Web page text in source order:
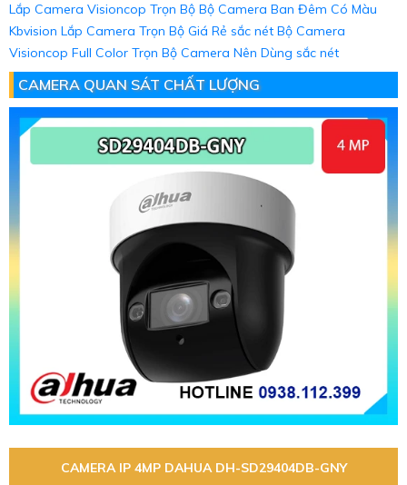
Lắp Camera Visioncop Trọn Bộ Bộ Camera Ban Đêm Có Màu
Kbvision Lắp Camera Trọn Bộ Giá Rẻ sắc nét Bộ Camera
Visioncop Full Color Trọn Bộ Camera Nên Dùng sắc nét
CAMERA QUAN SÁT CHẤT LƯỢNG
CAMERA IP 4MP DAHUA DH-SD29404DB-GNY